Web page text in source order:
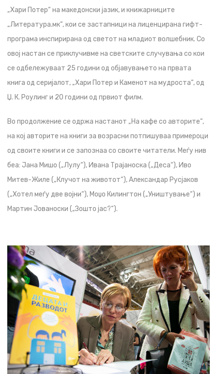
„Хари Потер“ на македонски јазик, и книжарниците
„Литература.мк“, кои се застапници на лиценцирана гифт-
програма инспирирана од светот на младиот волшебник. Со
овој настан се приклучивме на светските случувања со кои
се одбележуваат 25 години од објавувањето на првата
книга од серијалот, „Хари Потер и Каменот на мудроста“, од
Џ. К. Роулинг и 20 години од првиот филм.
Во продолжение се одржа настанот „На кафе со авторите“,
на кој авторите на книги за возрасни потпишуваа примероци
од своите книги и се запознаа со своите читатели. Меѓу нив
беа: Јана Мишо („Лулу“), Ивана Трајаноска („Деса“), Иво
Митев-Жиле („Клучот на животот“), Александар Русјаков
(„Хотел меѓу две војни“), Мoџо Килингтон („Уништување“) и
Мартин Јованоски („Зошто јас?“).